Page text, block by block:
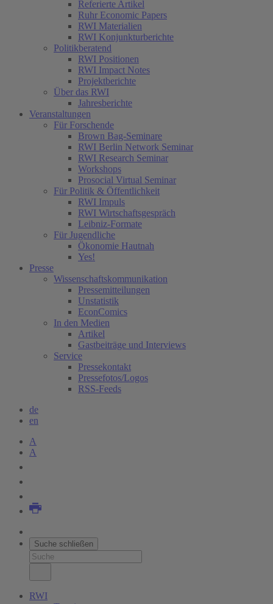
Referierte Artikel
Ruhr Economic Papers
RWI Materialien
RWI Konjunkturberichte
Politikberatend
RWI Positionen
RWI Impact Notes
Projektberichte
Über das RWI
Jahresberichte
Veranstaltungen
Für Forschende
Brown Bag-Seminare
RWI Berlin Network Seminar
RWI Research Seminar
Workshops
Prosocial Virtual Seminar
Für Politik & Öffentlichkeit
RWI Impuls
RWI Wirtschaftsgespräch
Leibniz-Formate
Für Jugendliche
Ökonomie Hautnah
Yes!
Presse
Wissenschaftskommunikation
Pressemitteilungen
Unstatistik
EconComics
In den Medien
Artikel
Gastbeiträge und Interviews
Service
Pressekontakt
Pressefotos/Logos
RSS-Feeds
de
en
A
A
Suche schließen
RWI